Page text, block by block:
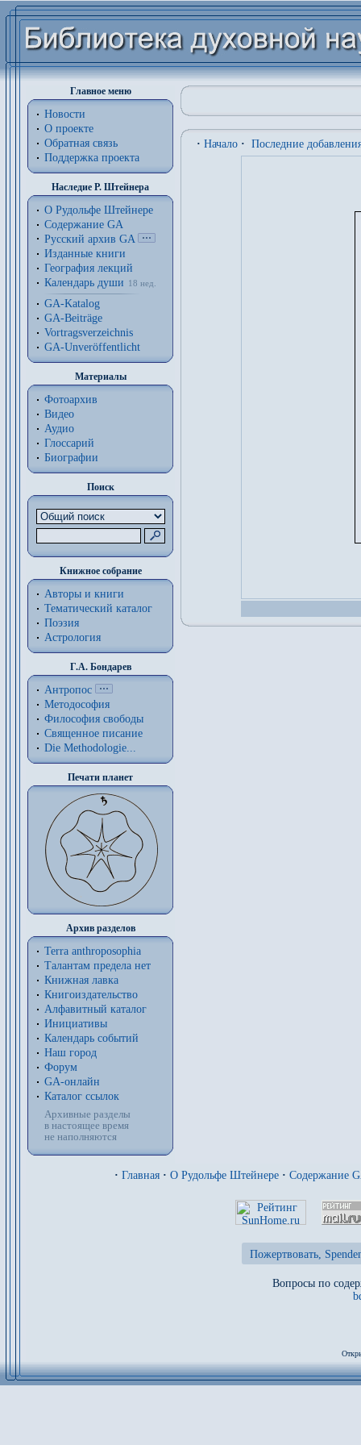
Главное меню
Новости
О проекте
Обратная связь
Поддержка проекта
Наследие Р. Штейнера
О Рудольфе Штейнере
Содержание GA
Русский архив GA
Изданные книги
География лекций
Календарь души
18 нед.
GA-Katalog
GA-Beiträge
Vortragsverzeichnis
GA-Unveröffentlicht
Материалы
Фотоархив
Видео
Аудио
Глоссарий
Биографии
Поиск
Книжное собрание
Авторы и книги
Тематический каталог
Поэзия
Астрология
Г.А. Бондарев
Антропос
Методософия
Философия cвободы
Священное писание
Die Methodologie...
Печати планет
Архив разделов
Terra anthroposophia
Талантам предела нет
Книжная лавка
Книгоиздательство
Алфавитный каталог
Инициативы
Календарь событий
Наш город
Форум
GA-онлайн
Каталог ссылок
Архивные разделы
в настоящее время
не наполняются
· Начало · Последние
· Главная · О Рудольфе Штейнере · Содержание
Пожертвовать,
Вопросы по